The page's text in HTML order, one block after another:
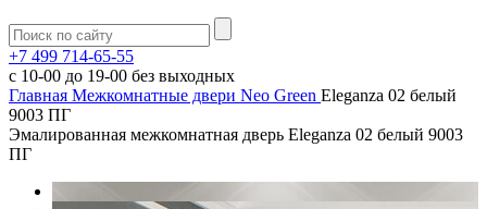
+7 499 714-65-55
с 10-00 до 19-00 без выходных
Главная Межкомнатные двери Neo Green Eleganza 02 белый
9003 ПГ
Эмалированная межкомнатная дверь Eleganza 02 белый 9003
ПГ